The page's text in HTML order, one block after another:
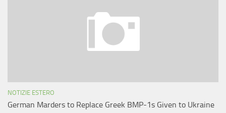
NOTIZIE ESTERO
German Marders to Replace Greek BMP-1s Given to Ukraine